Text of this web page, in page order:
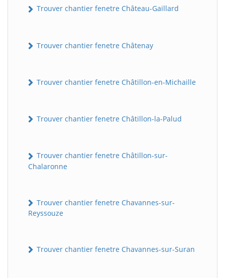
Trouver chantier fenetre Château-Gaillard
Trouver chantier fenetre Châtenay
Trouver chantier fenetre Châtillon-en-Michaille
Trouver chantier fenetre Châtillon-la-Palud
Trouver chantier fenetre Châtillon-sur-
Chalaronne
Trouver chantier fenetre Chavannes-sur-
Reyssouze
Trouver chantier fenetre Chavannes-sur-Suran